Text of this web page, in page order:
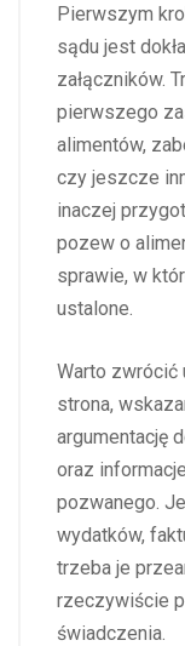
Pierwszym
sądu jest
załączników.
pierwszego
alimentów,
czy jeszcze
inaczej
pozew o
sprawie, w
ustalone.
Warto zwrócić
strona,
argumentację
oraz
pozwanego.
wydatków,
trzeba je
rzeczywiście
świadczenia.